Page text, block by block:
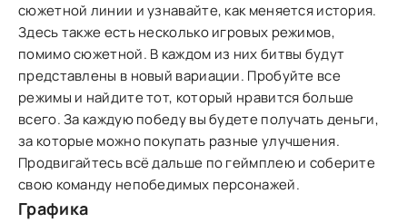
сюжетной линии и узнавайте, как меняется история.
Здесь также есть несколько игровых режимов,
помимо сюжетной. В каждом из них битвы будут
представлены в новый вариации. Пробуйте все
режимы и найдите тот, который нравится больше
всего. За каждую победу вы будете получать деньги,
за которые можно покупать разные улучшения.
Продвигайтесь всё дальше по геймплею и соберите
свою команду непобедимых персонажей.
Графика